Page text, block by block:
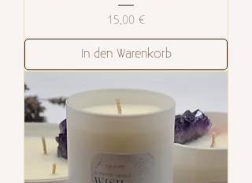
Preis
15,00 €
In den Warenkorb